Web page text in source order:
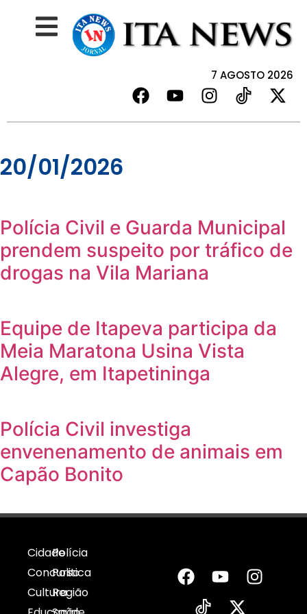
7 AGOSTO 2026
20/01/2026
Polícia Civil e Guarda Municipal
prendem suspeito por tráfico de
drogas na Vila Mariana
Equipe de Itapeva participa da
Meia Maratona Usina Vista
Alegre, em Itapetininga
Polícia Civil investiga
envenenamento de animais em
Capão Bonito
Cidade
Concurso
Cultura
Polícia
Politica
Região